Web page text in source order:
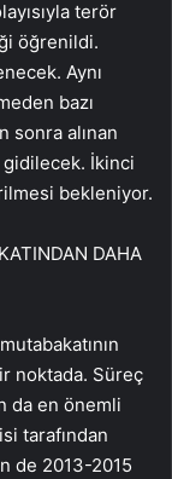
terör
öğrenildi.
Aynı
bazı
sonra alınan
İkinci
bekleniyor.
DAHA
noktada. Süreç
da en önemli
tarafından
de 2013-2015